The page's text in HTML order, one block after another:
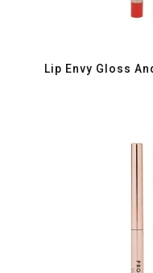
Lip Envy Gloss